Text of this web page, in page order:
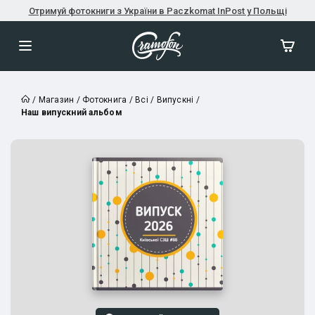
Отримуй фотокниги з України в Paczkomat InPost у Польщі
/ Магазин / Фотокнига / Всі / Випускні /
Наш випускний альбом